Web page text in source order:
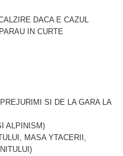
DACA E CAZUL
IN CURTE
SI DE LA GARA LA
ALPINISM)
MASA YTACERII,